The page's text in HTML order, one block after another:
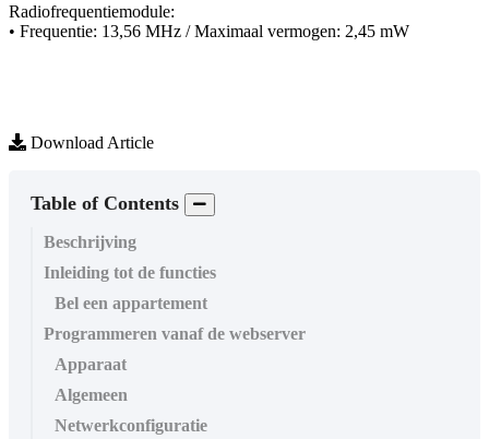
Radiofrequentiemodule:
• Frequentie: 13,56 MHz / Maximaal vermogen: 2,45 mW
Download Article
Table of Contents
Beschrijving
Inleiding tot de functies
Bel een appartement
Programmeren vanaf de webserver
Apparaat
Algemeen
Netwerkconfiguratie